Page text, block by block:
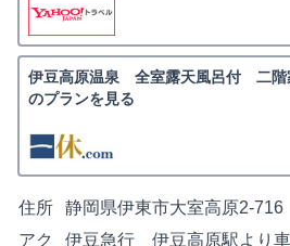
伊豆高原温泉 全室露天風呂付 二
のプランを見る
住所
静岡県伊東市大室高原2-716
アク
伊豆急行 伊豆高原駅より車